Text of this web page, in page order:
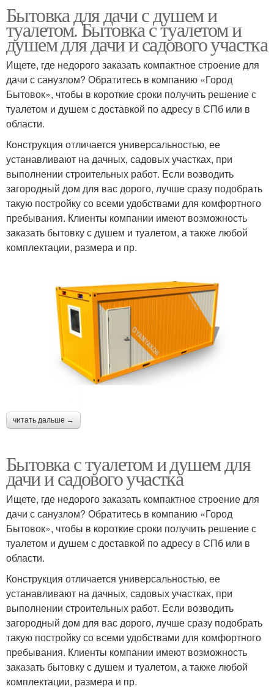
Бытовка для дачи с душем и
туалетом. Бытовка с туалетом и
душем для дачи и садового участка
Ищете, где недорого заказать компактное строение для
дачи с санузлом? Обратитесь в компанию «Город
Бытовок», чтобы в короткие сроки получить решение с
туалетом и душем с доставкой по адресу в СПб или в
области.
Конструкция отличается универсальностью, ее
устанавливают на дачных, садовых участках, при
выполнении строительных работ. Если возводить
загородный дом для вас дорого, лучше сразу подобрать
такую постройку со всеми удобствами для комфортного
пребывания. Клиенты компании имеют возможность
заказать бытовку с душем и туалетом, а также любой
комплектации, размера и пр.
читать дальше →
Бытовка с туалетом и душем для
дачи и садового участка
Ищете, где недорого заказать компактное строение для
дачи с санузлом? Обратитесь в компанию «Город
Бытовок», чтобы в короткие сроки получить решение с
туалетом и душем с доставкой по адресу в СПб или в
области.
Конструкция отличается универсальностью, ее
устанавливают на дачных, садовых участках, при
выполнении строительных работ. Если возводить
загородный дом для вас дорого, лучше сразу подобрать
такую постройку со всеми удобствами для комфортного
пребывания. Клиенты компании имеют возможность
заказать бытовку с душем и туалетом, а также любой
комплектации, размера и пр.